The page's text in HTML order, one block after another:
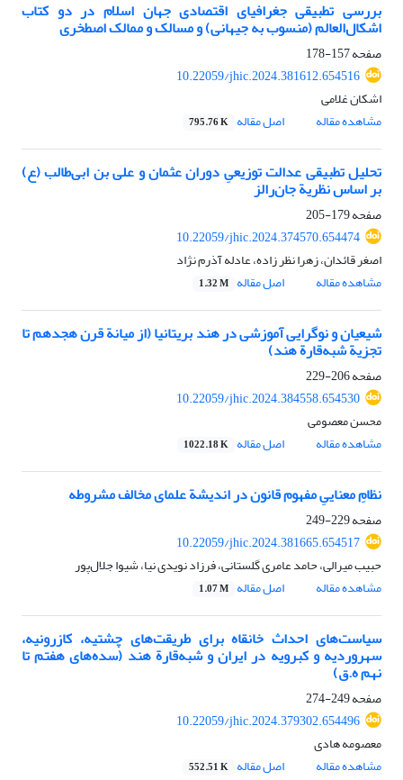
بررسی تطبیقی جغرافیای اقتصادی جهان اسلام در دو کتاب
اشکال‌العالم (منسوب به جیهانی) و مسالک و ممالک اصطخری
صفحه157-178
10.22059/jhic.2024.381612.654516
اشکان غلامی
مشاهده مقاله
اصل مقاله 795.76 K
تحلیل تطبیقی عدالت توزیعیِ دوران عثمان و علی بن ابی‌طالب (ع)
بر اساس نظریة جان‌رالز
صفحه179-205
10.22059/jhic.2024.374570.654474
اصغر قائدان، زهرا نظر زاده، عادله آذرم نژاد
مشاهده مقاله
اصل مقاله 1.32 M
شیعیان و نوگرایی آموزشی در هند بریتانیا (از میانة قرن هجدهم تا
تجزیة شبه‌قارة هند)
صفحه206-229
10.22059/jhic.2024.384558.654530
محسن معصومی
مشاهده مقاله
اصل مقاله 1022.18 K
نظامِ معناییِ مفهوم قانون در اندیشة علمای مخالف مشروطه
صفحه229-249
10.22059/jhic.2024.381665.654517
حبیب میرالی، حامد عامری گلستانی، فرزاد نویدی نیا، شیوا جلال‌پور
مشاهده مقاله
اصل مقاله 1.07 M
سیاست‌های احداث خانقاه برای طریقت‌های چشتیه، کازرونیه،
سهروردیه و کبرویه در ایران و شبه‌قارة هند (سده‌های هفتم تا
نهم ه.ق)
صفحه249-274
10.22059/jhic.2024.379302.654496
معصومه هادی
مشاهده مقاله
اصل مقاله 552.51 K